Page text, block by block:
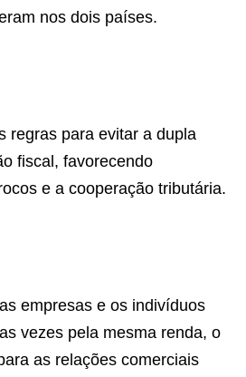
nos dois países.
regras para evitar a dupla
fiscal, favorecendo
e a cooperação tributária.
empresas e os indivíduos
vezes pela mesma renda, o
as relações comerciais